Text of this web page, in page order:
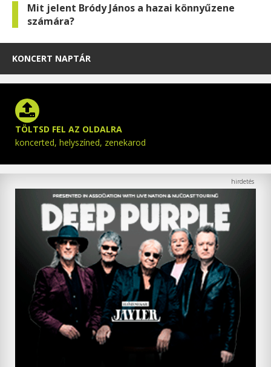
Mit jelent Bródy János a hazai könnyűzene
számára?
KONCERT NAPTÁR
TÖLTSD FEL AZ OLDALRA
koncerted, helyszíned, zenekarod